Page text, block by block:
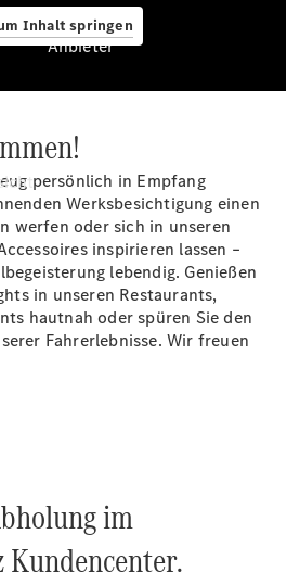
Inhalt springen
Anbieter
persönlich in Empfang
Werksbesichtigung einen
werfen oder sich in unseren
inspirieren lassen –
lebendig. Genießen
in unseren Restaurants,
hautnah oder spüren Sie den
Fahrerlebnisse. Wir freuen
im
Kundencenter.